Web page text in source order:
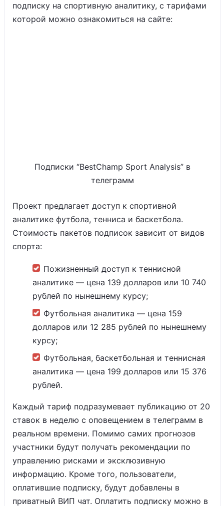
подписку на спортивную аналитику, с тарифами
которой можно ознакомиться на сайте:
Подписки “BestChamp Sport Analysis” в
телеграмм
Проект предлагает доступ к спортивной
аналитике футбола, тенниса и баскетбола.
Стоимость пакетов подписок зависит от видов
спорта:
Пожизненный доступ к теннисной
аналитике — цена 139 долларов или 10 740
рублей по нынешнему курсу;
Футбольная аналитика — цена 159
долларов или 12 285 рублей по нынешнему
курсу;
Футбольная, баскетбольная и теннисная
аналитика — цена 199 долларов или 15 376
рублей.
Каждый тариф подразумевает публикацию от 20
ставок в неделю с оповещением в телеграмм в
реальном времени. Помимо самих прогнозов
участники будут получать рекомендации по
управлению рисками и эксклюзивную
информацию. Кроме того, пользователи,
оплатившие подписку, будут добавлены в
приватный ВИП чат. Оплатить подписку можно в